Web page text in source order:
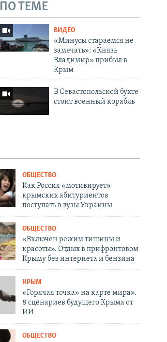
ПО ТЕМЕ
ВИДЕО
«Минусы стараемся не
замечать»: «Князь
Владимир» прибыл в
Крым
В Севастопольской бухте
стоит военный корабль
ОБЩЕСТВО
Как Россия «мотивирует»
крымских абитуриентов
поступать в вузы Украины
ОБЩЕСТВО
«Включен режим тишины и
красоты». Отдых в прифронтовом
Крыму без интернета и бензина
КРЫМ
«Горячая точка» на карте мира».
8 сценариев будущего Крыма от
ИИ
ОБЩЕСТВО